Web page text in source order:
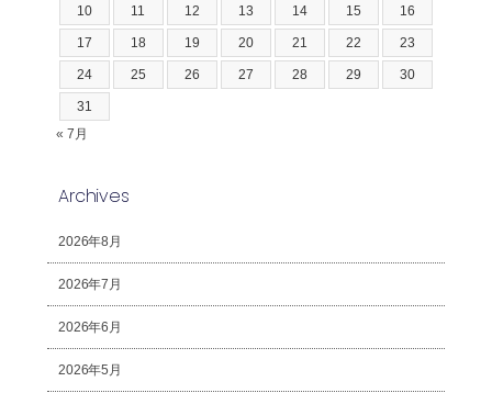
10 11 12 13 14 15 16
17 18 19 20 21 22 23
24 25 26 27 28 29 30
31
« 7月
Archives
2026年8月
2026年7月
2026年6月
2026年5月